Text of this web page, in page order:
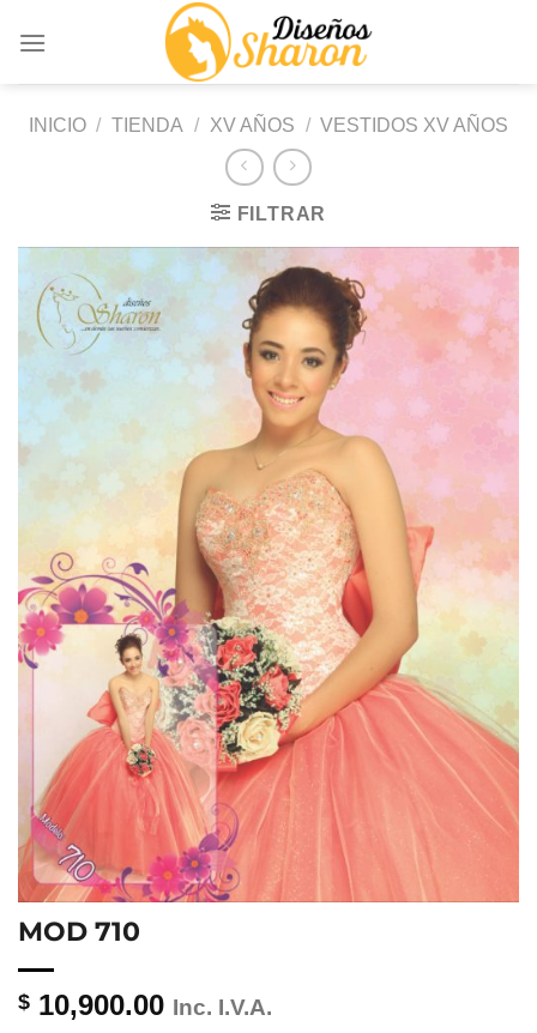
INICIO / TIENDA / XV AÑOS / VESTIDOS XV AÑOS
FILTRAR
MOD 710
$ 10,900.00 Inc. I.V.A.